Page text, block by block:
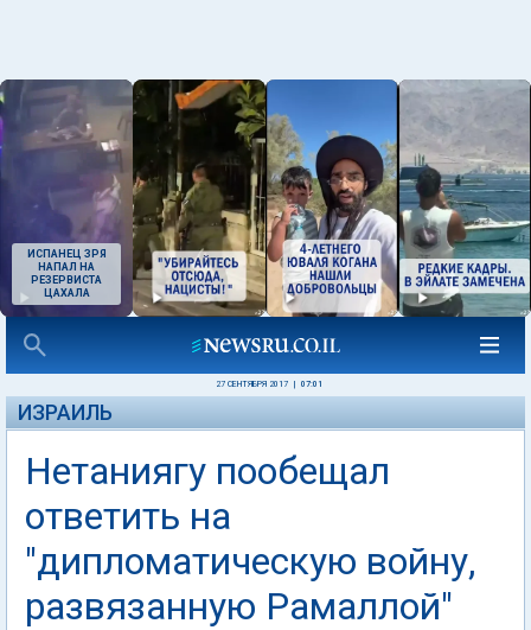
ИСПАНЕЦ ЗРЯ
НАПАЛ НА
РЕЗЕРВИСТА
ЦАХАЛА
27 СЕНТЯБРЯ 2017 07:01
ИЗРАИЛЬ
Нетаниягу пообещал
ответить на
"дипломатическую войну,
развязанную Рамаллой"